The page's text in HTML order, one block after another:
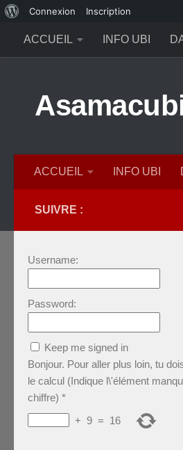
propos
de
Connexion Inscription
ACCUEIL
INFO UBI
ACCUEIL INFO UBI
SUIVRE :
Username:
Password:
Keep me signed in
Bonjour. Pour aller plus loin, tu dois résoudre
le calcul (Indique l\'élément
chiffre) *
+ 9 = 16